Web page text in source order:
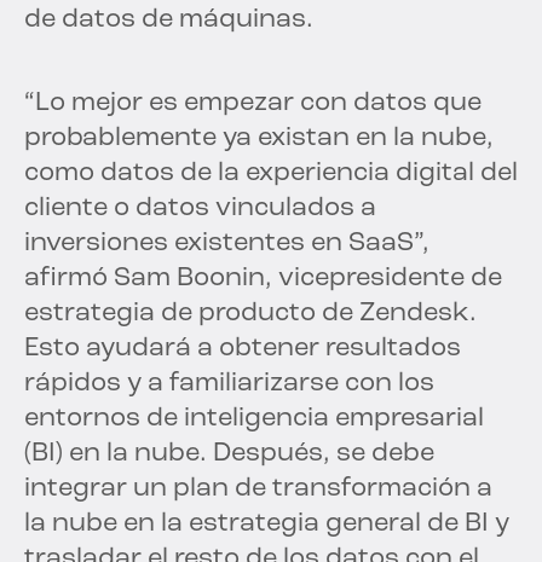
de datos de máquinas.
“Lo mejor es empezar con datos que
probablemente ya existan en la nube,
como datos de la experiencia digital del
cliente o datos vinculados a
inversiones existentes en SaaS”,
afirmó Sam Boonin, vicepresidente de
estrategia de producto de Zendesk.
Esto ayudará a obtener resultados
rápidos y a familiarizarse con los
entornos de inteligencia empresarial
(BI) en la nube. Después, se debe
integrar un plan de transformación a
la nube en la estrategia general de BI y